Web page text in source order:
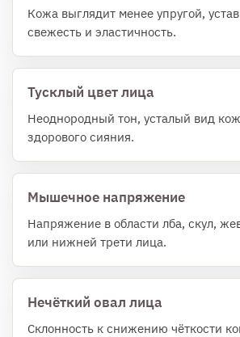
Кожа выглядит менее упругой,
свежесть и эластичность.
Тусклый цвет лица
Неоднородный тон, усталый вид
здорового сияния.
Мышечное напряжение
Напряжение в области лба, скул,
или нижней трети лица.
Нечёткий овал лица
Склонность к снижению чёткости